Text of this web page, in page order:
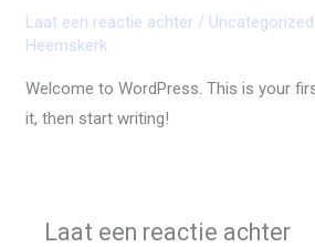
Laat een reactie achter / Uncategorized
Heemskerk
Welcome to WordPress. This is your
it, then start writing!
Laat een reactie achter